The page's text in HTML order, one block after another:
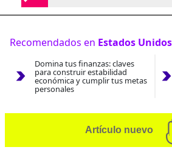
Recomendados en Estados Unidos
Domina tus finanzas: claves
para construir estabilidad
económica y cumplir tus metas
personales
Artículo nuevo